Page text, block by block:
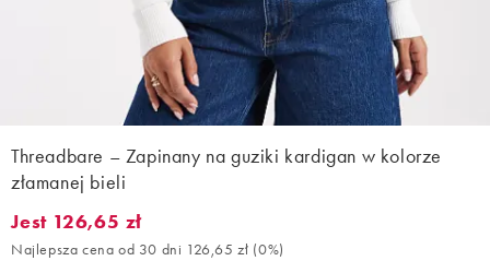
Threadbare – Zapinany na guziki kardigan w kolorze
złamanej bieli
Jest 126,65 zł. Najlepsza cena od 30 dni 126,65 zł (0%). Było
Jest 126,65 zł
Najlepsza cena od 30 dni 126,65 zł (0%)